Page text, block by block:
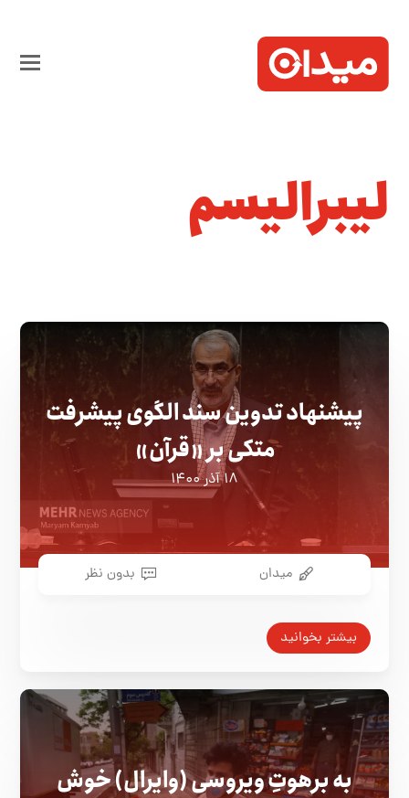
لیبرالیسم
پیشنهاد تدوین سند الگوی پیشرفت
متکی بر «قرآن»
۱۸ آذر ۱۴۰۰
میدان بدون نظر
بیشتر بخوانید
به برهوتِ ویروسی (وایرال) خوش